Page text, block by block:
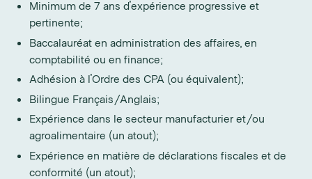
Minimum de 7 ans d'expérience progressive et
pertinente;
Baccalauréat en administration des affaires, en
comptabilité ou en finance;
Adhésion à l'Ordre des CPA (ou équivalent);
Bilingue Français/Anglais;
Expérience dans le secteur manufacturier et/ou
agroalimentaire (un atout);
Expérience en matière de déclarations fiscales et de
conformité (un atout);